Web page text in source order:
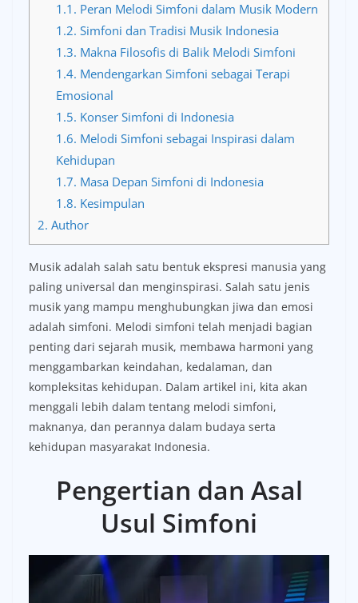
1.1. Peran Melodi Simfoni dalam Musik Modern
1.2. Simfoni dan Tradisi Musik Indonesia
1.3. Makna Filosofis di Balik Melodi Simfoni
1.4. Mendengarkan Simfoni sebagai Terapi
Emosional
1.5. Konser Simfoni di Indonesia
1.6. Melodi Simfoni sebagai Inspirasi dalam
Kehidupan
1.7. Masa Depan Simfoni di Indonesia
1.8. Kesimpulan
2. Author
Musik adalah salah satu bentuk ekspresi manusia yang
paling universal dan menginspirasi. Salah satu jenis
musik yang mampu menghubungkan jiwa dan emosi
adalah simfoni. Melodi simfoni telah menjadi bagian
penting dari sejarah musik, membawa harmoni yang
menggambarkan keindahan, kedalaman, dan
kompleksitas kehidupan. Dalam artikel ini, kita akan
menggali lebih dalam tentang melodi simfoni,
maknanya, dan perannya dalam budaya serta
kehidupan masyarakat Indonesia.
Pengertian dan Asal
Usul Simfoni